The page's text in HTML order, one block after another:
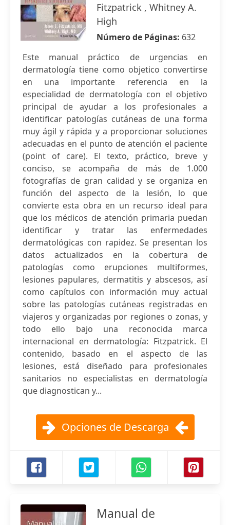
Fitzpatrick , Whitney A.
High
Número de Páginas: 632
Este manual práctico de urgencias en
dermatología tiene como objetico convertirse
en una importante referencia en la
especialidad de dermatología con el objetivo
principal de ayudar a los profesionales a
identificar patologías cutáneas de una forma
muy ágil y rápida y a proporcionar soluciones
adecuadas en el punto de atención el paciente
(point of care). El texto, práctico, breve y
conciso, se acompaña de más de 1.000
fotografías de gran calidad y se organiza en
función del aspecto de la lesión, lo que
convierte esta obra en un recurso ideal para
que los médicos de atención primaria puedan
identificar y tratar las enfermedades
dermatológicas con rapidez. Se presentan los
datos actualizados en la cobertura de
patologías como erupciones multiformes,
lesiones papulares, dermatitis y abscesos, así
como capítulos con información muy actual
sobre las patologías cutáneas registradas en
viajeros y organizadas por regiones o zonas, y
todo ello bajo una reconocida marca
internacional en dermatología: Fitzpatrick. El
contenido, basado en el aspecto de las
lesiones, está diseñado para profesionales
sanitarios no especialistas en dermatología
que diagnostican y...
Opciones de Descarga
Manual de